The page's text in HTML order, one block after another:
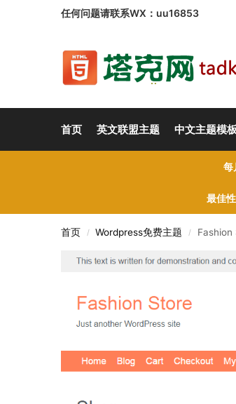
任何问题请联系WX：uu16853
首页 英文联盟主题 中文主题模
每
最佳
首页 / Wordpress免费主题 / Fashion